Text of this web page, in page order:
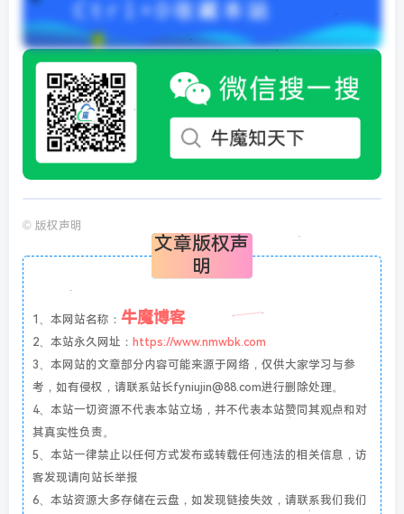
© 版权声明
文章版权声
明
1、本网站名称： 牛魔博客
2、本站永久网址： https://www.nmwbk.com
3、本网站的文章部分内容可能来源于网络，仅供大家学习与参
考，如有侵权，请联系站长fyniujin@88.com进行删除处理。
4、本站一切资源不代表本站立场，并不代表本站赞同其观点和对
其真实性负责。
5、本站一律禁止以任何方式发布或转载任何违法的相关信息，访
客发现请向站长举报
6、本站资源大多存储在云盘，如发现链接失效，请联系我们我们